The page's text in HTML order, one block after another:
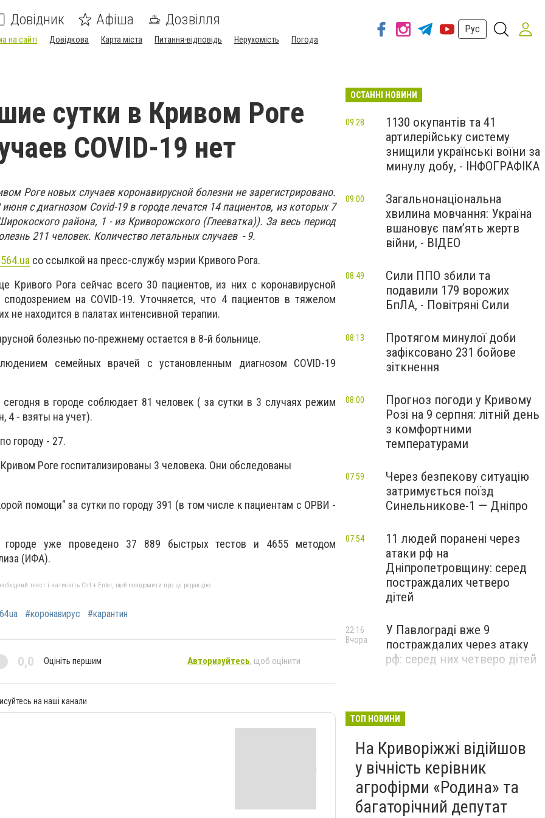
Довідник Афіша Дозвілля
на сайті Довідкова Карта міста Питання-відповідь Нерухомість Погода
Рус
сутки в Кривом Роге
COVID-19 нет
Роге новых случаев коронавирусной болезни не зарегистрировано.
с диагнозом Covid-19 в городе лечатся 14 пациентов, из которых 7
района, 1 - из Криворожского (Глееватка)). За весь период
211 человек. Количество летальных случаев - 9.
со ссылкой на пресс-службу мэрии Кривого Рога.
Кривого Рога сейчас всего 30 пациентов, из них с коронавирусной
на COVID-19. Уточняется, что 4 пациентов в тяжелом
не находится в палатах интенсивной терапии.
болезнью по-прежнему остается в 8-й больнице.
семейных врачей с установленным диагнозом COVID-19
в городе соблюдает 81 человек ( за сутки в 3 случаях режим
4 - взяты на учет).
городу - 27.
Роге госпитализированы 3 человека. Они обследованы
помощи" за сутки по городу 391 (в том числе к пациентам с ОРВИ -
городе уже проведено 37 889 быстрых тестов и 4655 методом
(ИФА).
текст і натисніть Ctrl + Enter, щоб повідомити про це редакцію
#коронавирус #карантин
0,0 Оцініть першим Авторизуйтесь, щоб оцінити
на наші канали
ОСТАННІ НОВИНИ
1130 окупантів та 41
артилерійську систему
знищили українські воїни за
минулу добу, - ІНФОГРАФІКА
09:28
Загальнонаціональна
хвилина мовчання: Україна
вшановує пам’ять жертв
війни, - ВІДЕО
09:00
Сили ППО збили та
подавили 179 ворожих
БпЛА, - Повітряні Сили
08:49
Протягом минулої доби
зафіксовано 231 бойове
зіткнення
08:13
Прогноз погоди у Кривому
Розі на 9 серпня: літній день
з комфортними
температурами
08:00
Через безпекову ситуацію
затримується поїзд
Синельникове-1 — Дніпро
07:59
11 людей поранені через
атаки рф на
Дніпропетровщину: серед
постраждалих четверо
дітей
07:54
У Павлограді вже 9
постраждалих через атаку
рф: серед них четверо дітей
22:16
Вчора
ТОП НОВИНИ
На Криворіжжі відійшов
у вічність керівник
агрофірми «Родина» та
багаторічний депутат